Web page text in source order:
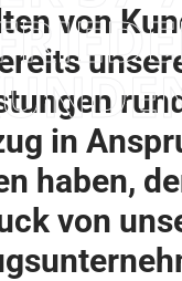
von
in
haben,
von